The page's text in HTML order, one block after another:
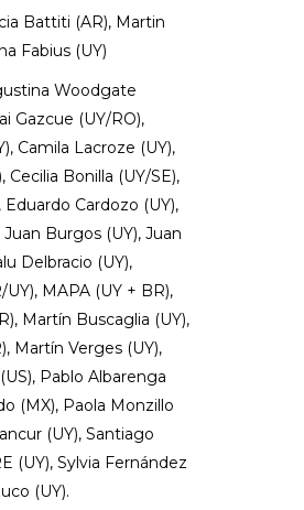
Battiti (AR), Martin
Fabius (UY)
Woodgate
Gazcue (UY/RO),
Camila Lacroze (UY),
Cecilia Bonilla (UY/SE),
Eduardo Cardozo (UY),
Burgos (UY), Juan
Delbracio (UY),
MAPA (UY + BR),
Martín Buscaglia (UY),
Martín Verges (UY),
Pablo Albarenga
(MX), Paola Monzillo
(UY), Santiago
(UY), Sylvia Fernández
(UY).